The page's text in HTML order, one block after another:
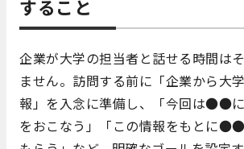
すること
企業が大学の担当者と話せる時間は
ません。訪問する前に「企業から大
報」を入念に準備し、「今回は●●
をおこなう」「この情報をもとに